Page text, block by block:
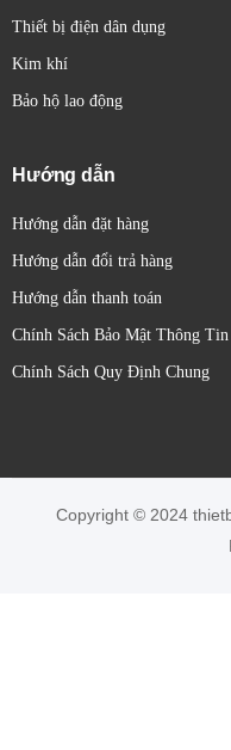
Thiết bị điện dân dụng
Kim khí
Bảo hộ lao động
Hướng dẫn
Hướng dẫn đặt hàng
Hướng dẫn đổi trả hàng
Hướng dẫn thanh toán
Chính Sách Bảo Mật Thông Tin
Chính Sách Quy Định Chung
Copyright © 2024